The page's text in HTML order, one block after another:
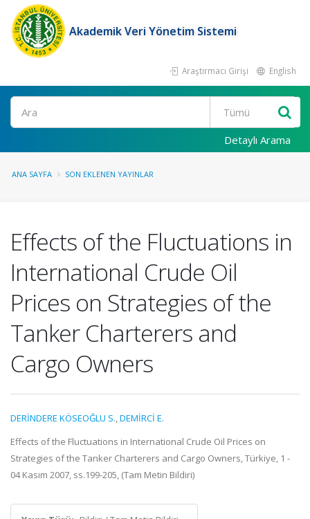
Akademik Veri Yönetim Sistemi
Araştırmacı Girişi English
Ara
Detaylı Arama
ANA SAYFA SON EKLENEN YAYINLAR
Effects of the Fluctuations in
International Crude Oil
Prices on Strategies of the
Tanker Charterers and
Cargo Owners
DERİNDERE KÖSEOĞLU S.,DEMİRCİ E.
Effects of the Fluctuations in International Crude Oil Prices on
Strategies of the Tanker Charterers and Cargo Owners, Türkiye, 1 -
04 Kasım 2007, ss.199-205, (Tam Metin Bildiri)